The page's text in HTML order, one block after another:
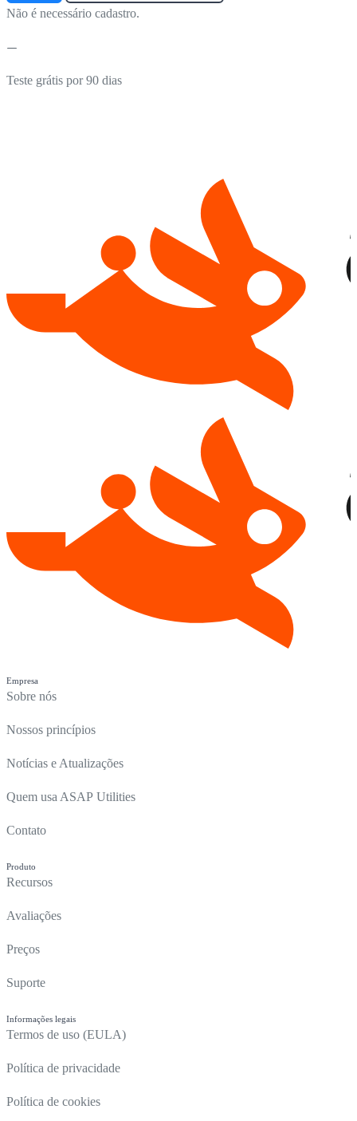
Não é necessário cadastro.
Teste grátis por 90 dias
Empresa
Sobre nós
Nossos princípios
Notícias e Atualizações
Quem usa ASAP Utilities
Contato
Produto
Recursos
Avaliações
Preços
Suporte
Informações legais
Termos de uso (EULA)
Política de privacidade
Política de cookies